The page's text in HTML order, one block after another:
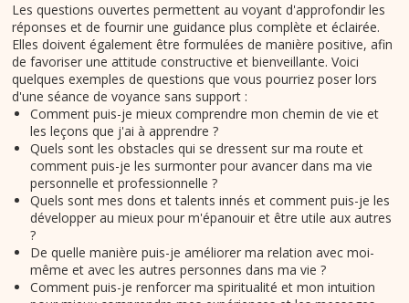
Les questions ouvertes permettent au voyant d'approfondir les
réponses et de fournir une guidance plus complète et éclairée.
Elles doivent également être formulées de manière positive, afin
de favoriser une attitude constructive et bienveillante. Voici
quelques exemples de questions que vous pourriez poser lors
d'une séance de voyance sans support :
Comment puis-je mieux comprendre mon chemin de vie et
les leçons que j'ai à apprendre ?
Quels sont les obstacles qui se dressent sur ma route et
comment puis-je les surmonter pour avancer dans ma vie
personnelle et professionnelle ?
Quels sont mes dons et talents innés et comment puis-je les
développer au mieux pour m'épanouir et être utile aux autres
?
De quelle manière puis-je améliorer ma relation avec moi-
même et avec les autres personnes dans ma vie ?
Comment puis-je renforcer ma spiritualité et mon intuition